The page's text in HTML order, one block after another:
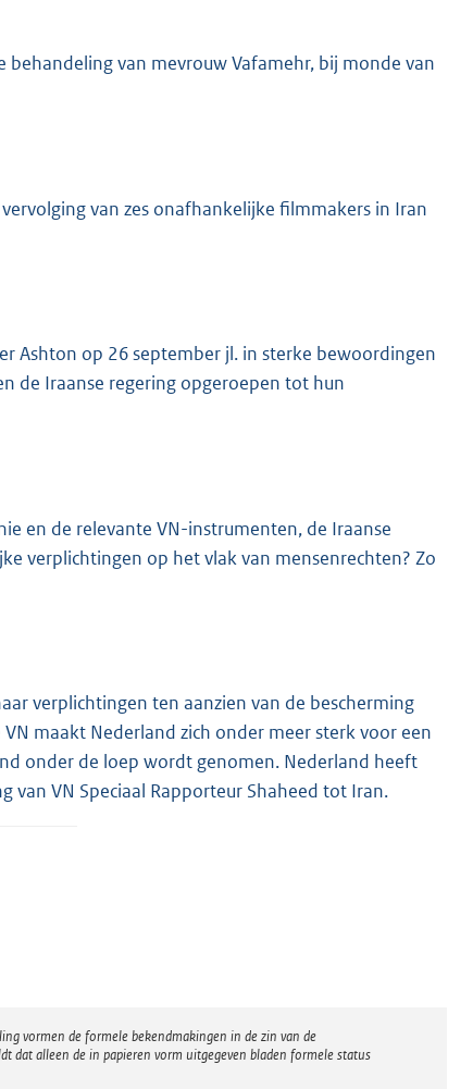
van mevrouw Vafamehr, bij monde van
van zes onafhankelijke filmmakers in Iran
Ashton op 26 september jl. in sterke bewoordingen
de Iraanse regering opgeroepen tot hun
en de relevante VN-instrumenten, de Iraanse
verplichtingen op het vlak van mensenrechten? Zo
verplichtingen ten aanzien van de bescherming
maakt Nederland zich onder meer sterk voor een
onder de loep wordt genomen. Nederland heeft
van VN Speciaal Rapporteur Shaheed tot Iran.
vormen de formele bekendmakingen in de zin van de
dat alleen de in papieren vorm uitgegeven bladen formele status